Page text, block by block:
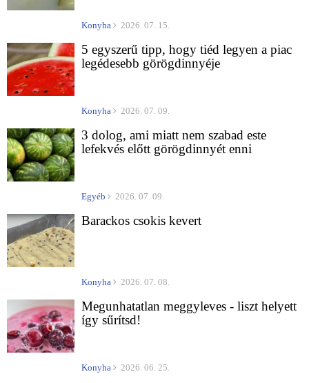
Konyha 2026. 07. 15.
5 egyszerű tipp, hogy tiéd legyen a piac
legédesebb görögdinnyéje
Konyha 2026. 07. 09.
3 dolog, ami miatt nem szabad este
lefekvés előtt görögdinnyét enni
Egyéb 2026. 07. 09.
Barackos csokis kevert
Konyha 2026. 07. 08.
Megunhatatlan meggyleves - liszt helyett
így sűrítsd!
Konyha 2026. 06. 25.